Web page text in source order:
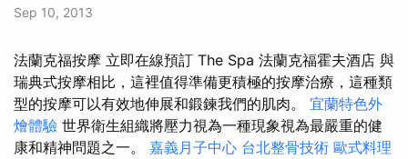
Sep 10, 2013
法蘭克福按摩 立即在線預訂 The Spa 法蘭克福霍夫酒店 與
瑞典式按摩相比，這裡值得準備更積極的按摩治療，這種類
型的按摩可以有效地伸展和鍛鍊我們的肌肉。 宜蘭特色外
燴體驗 世界衛生組織將壓力視為一種現象視為最嚴重的健
康和精神問題之一。 嘉義月子中心 台北整骨技術 歐式料理